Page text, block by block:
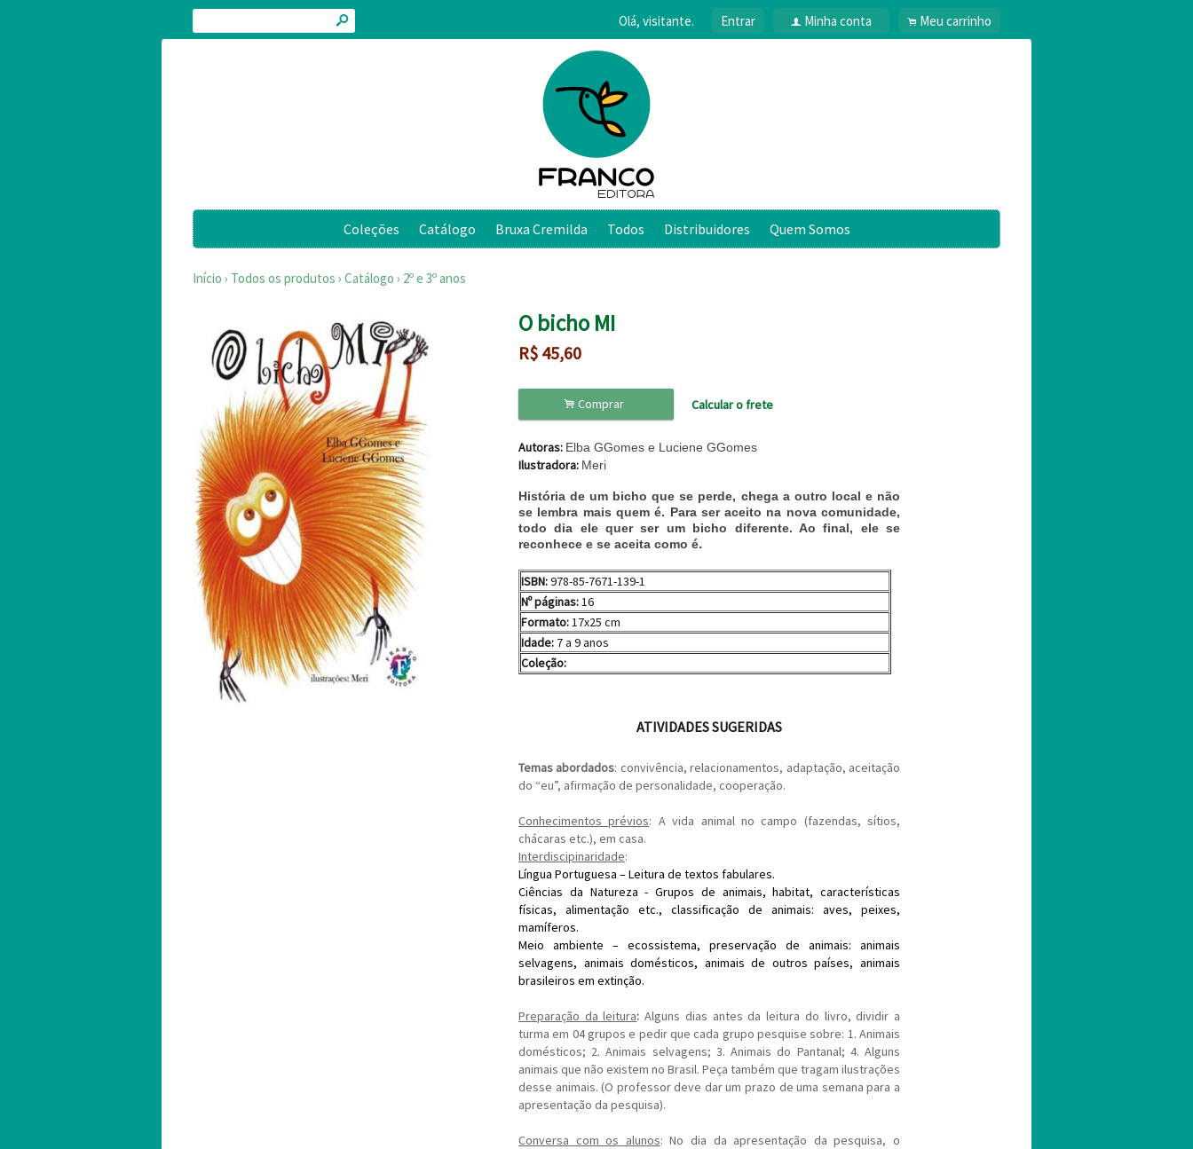
s Olá, visitante. Entrar f Minha conta . Meu carrinho
Coleções Catálogo Bruxa Cremilda Todos Distribuidores Quem Somos
Início › Todos os produtos › Catálogo › 2º e 3º anos
O bicho MI
R$ 45,60
. Comprar Calcular o frete
Autoras: Elba GGomes e Luciene GGomes
Ilustradora: Meri
História de um bicho que se perde, chega a outro local e não
se lembra mais quem é. Para ser aceito na nova comunidade,
todo dia ele quer ser um bicho diferente. Ao final, ele se
reconhece e se aceita como é.
ISBN:978-85-7671-139-1
Nº páginas:16
Formato:17x25 cm
Idade: 7 a 9 anos
Coleção:
ATIVIDADES SUGERIDAS
Temas abordados: convivência, relacionamentos, adaptação, aceitação
do “eu”, afirmação de personalidade, cooperação.
Conhecimentos prévios: A vida animal no campo (fazendas, sítios,
chácaras etc.), em casa.
Interdiscipinaridade:
Língua Portuguesa – Leitura de textos fabulares.
Ciências da Natureza - Grupos de animais, habitat, características
físicas, alimentação etc., classificação de animais: aves, peixes,
mamíferos.
Meio ambiente – ecossistema, preservação de animais: animais
selvagens, animais domésticos, animais de outros países, animais
brasileiros em extinção.
Preparação da leitura:Alguns dias antes da leitura do livro, dividir a
turma em 04 grupos e pedirque cada grupo pesquise sobre: 1. Animais
domésticos; 2. Animais selvagens; 3. Animais do Pantanal; 4. Alguns
animais que não existem no Brasil. Peça também que tragam ilustrações
desse animais. (O professor deve dar um prazo de uma semana para a
apresentação da pesquisa).
Conversa com os alunos: No dia da apresentação da pesquisa, o